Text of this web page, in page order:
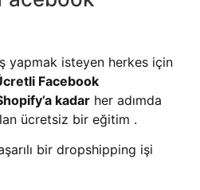
yapmak isteyen herkes için
Facebook
kadar her adımda
ücretsiz bir eğitim .
bir dropshipping işi